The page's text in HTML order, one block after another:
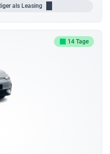
als Leasing
14 Tage